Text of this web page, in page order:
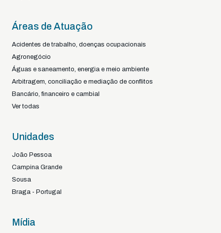
Áreas de Atuação
Acidentes de trabalho, doenças ocupacionais
Agronegócio
Águas e saneamento, energia e meio ambiente
Arbitragem, conciliação e mediação de conflitos
Bancário, financeiro e cambial
Ver todas
Unidades
João Pessoa
Campina Grande
Sousa
Braga - Portugal
Mídia